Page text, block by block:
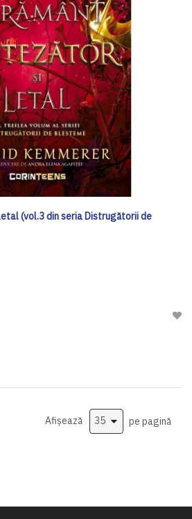
(vol.3 din seria Distrugătorii de
Afișează pe pagină